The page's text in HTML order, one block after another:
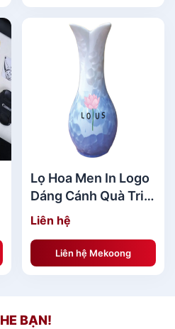
caption] [caption
align="aligncenter"
Lọ Hoa Men In Logo
Dáng Cánh Quà Tri
Ân MKQTA10
Liên hệ
Liên hệ Mekoong
BẠN!